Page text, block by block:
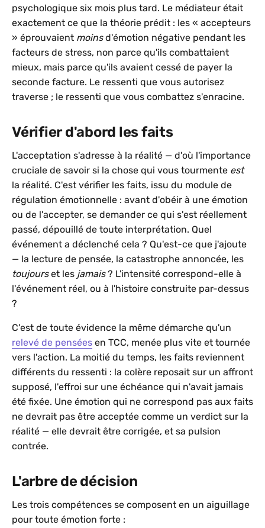
psychologique six mois plus tard. Le médiateur était
exactement ce que la théorie prédit : les « accepteurs
» éprouvaient moinsd'émotion négative pendant les
facteurs de stress, non parce qu'ils combattaient
mieux, mais parce qu'ils avaient cessé de payer la
seconde facture. Le ressenti que vous autorisez
traverse ; le ressenti que vous combattez s'enracine.
Vérifier d'abord les faits
L'acceptation s'adresse à la réalité — d'où l'importance
cruciale de savoir si la chose qui vous tourmente est
la réalité. C'est vérifier les faits, issu du module de
régulation émotionnelle : avant d'obéir à une émotion
ou de l'accepter, se demander ce qui s'est réellement
passé, dépouillé de toute interprétation. Quel
événement a déclenché cela ? Qu'est-ce que j'ajoute
— la lecture de pensée, la catastrophe annoncée, les
toujourset les jamais? L'intensité correspond-elle à
l'événement réel, ou à l'histoire construite par-dessus
?
C'est de toute évidence la même démarche qu'un
relevé de pensées en TCC, menée plus vite et tournée
vers l'action. La moitié du temps, les faits reviennent
différents du ressenti : la colère reposait sur un affront
supposé, l'effroi sur une échéance qui n'avait jamais
été fixée. Une émotion qui ne correspond pas aux faits
ne devrait pas être acceptée comme un verdict sur la
réalité — elle devrait être corrigée, et sa pulsion
contrée.
L'arbre de décision
Les trois compétences se composent en un aiguillage
pour toute émotion forte :